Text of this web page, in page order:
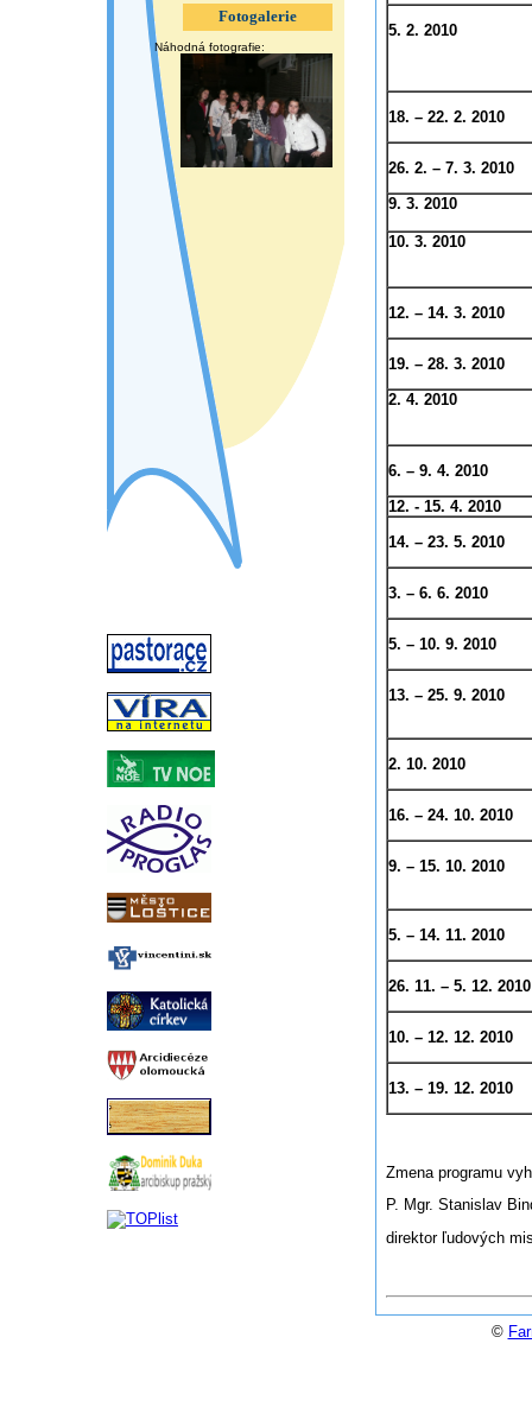
5. 2. 2010
18. – 22. 2. 2010
26. 2. – 7. 3. 2010
9. 3. 2010
10. 3. 2010
12. – 14. 3. 2010
19. – 28. 3. 2010
2. 4. 2010
6. – 9. 4. 2010
12. - 15. 4. 2010
14. – 23. 5. 2010
3. – 6. 6. 2010
5. – 10. 9. 2010
13. – 25. 9. 2010
2. 10. 2010
16. – 24. 10. 2010
9. – 15. 10. 2010
5. – 14. 11. 2010
26. 11. – 5. 12. 2010
10. – 12. 12. 2010
13. – 19. 12. 2010
Zmena programu
P. Mgr. Stanislav
direktor ľudových
Fotogalerie
Náhodná fotografie:
©